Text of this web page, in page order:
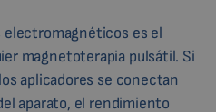
electromagnéticos es el
magnetoterapia pulsátil. Si
aplicadores se conectan
aparato, el rendimiento